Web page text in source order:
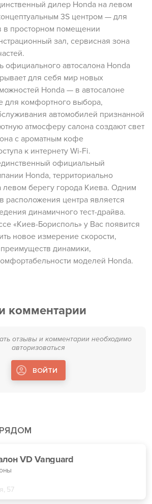
дилер Honda на левом
3S центром — для
в просторном помещении
зал, сервисная зона
официального автосалона Honda
для себя мир новых
Honda — в автосалоне
для комфортного выбора,
автомобилей признанной
атмосферу салона создают свет
с ароматным кофе
к интернету Wi-Fi.
официальный
Honda, территориально
берегу города Киева. Одним
расположения центра является
динамичного тест-драйва.
«Киев-Борисполь» у Вас появится
новое измерение скорости,
динамики,
моделей Honda.
VD Vanguard
57
комментарии
отзывы и комментарии необходимо
авторизоваться
ВОЙТИ